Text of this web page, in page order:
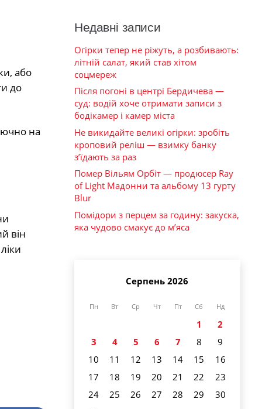
або
до
на
він
Недавні записи
Огірки тепер не ріжуть, а розбивають:
літній салат, який став хітом
соцмереж
Після погоні в центрі Бердичева —
суд: водій хоче отримати записи з
бодікамер і камер міста
Не викидайте великі огірки: зробіть
кроповий реліш — взимку банку
з’їдають за раз
Помер Вільям Орбіт — продюсер Ray
of Light Мадонни та альбому 13 гурту
Blur
Помідори з перцем за годину: закуска,
яка чудово смакує до м’яса
Серпень 2026
Пн Вт Ср Чт Пт Сб Нд
1
2
3
4 5 6 7 8
9
10
11 12 13 14 15
16
17
18 19 20 21 22
23
24
25 26 27 28 29
30